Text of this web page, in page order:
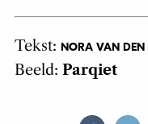
Tekst: NORA VAN DEN
Beeld: Parqiet